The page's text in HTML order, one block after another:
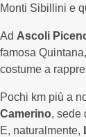
Monti Sibillini e
Ad Ascoli
famosa
costume a
Pochi km più a
Camerino, sede
E, naturalmente,